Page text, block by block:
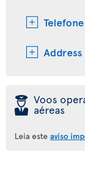
Telefone
Address
þ Voos
aéreas
Leia este aviso